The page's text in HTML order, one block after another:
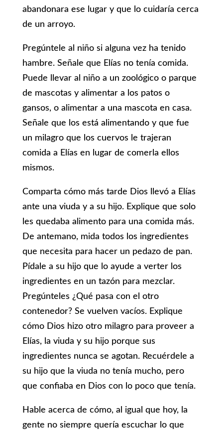
abandonara ese lugar y que lo cuidaría cerca
de un arroyo.
Pregúntele al niño si alguna vez ha tenido
hambre. Señale que Elías no tenía comida.
Puede llevar al niño a un zoológico o parque
de mascotas y alimentar a los patos o
gansos, o alimentar a una mascota en casa.
Señale que los está alimentando y que fue
un milagro que los cuervos le trajeran
comida a Elías en lugar de comerla ellos
mismos.
Comparta cómo más tarde Dios llevó a Elías
ante una viuda y a su hijo. Explique que solo
les quedaba alimento para una comida más.
De antemano, mida todos los ingredientes
que necesita para hacer un pedazo de pan.
Pídale a su hijo que lo ayude a verter los
ingredientes en un tazón para mezclar.
Pregúnteles ¿Qué pasa con el otro
contenedor? Se vuelven vacíos. Explique
cómo Dios hizo otro milagro para proveer a
Elías, la viuda y su hijo porque sus
ingredientes nunca se agotan. Recuérdele a
su hijo que la viuda no tenía mucho, pero
que confiaba en Dios con lo poco que tenía.
Hable acerca de cómo, al igual que hoy, la
gente no siempre quería escuchar lo que